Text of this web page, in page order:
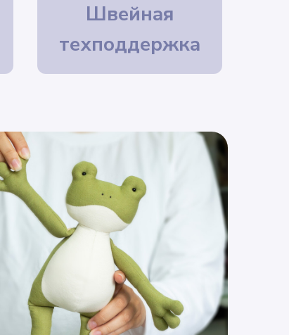
Швейная
техподдержка